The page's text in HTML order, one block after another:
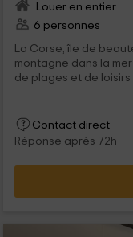
Louer en entier
6 personnes
La Corse, île de
montagne dans la
de plages et de loisirs
Contact direct
Réponse après 72h